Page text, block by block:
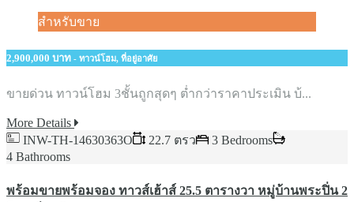
สำหรับขาย
2,900,000 บาท - ทาวน์โฮม, ที่อยู่อาศัย
ขายด่วน​ ทาวน์โฮม​ 3ชั้น​ถูกสุดๆ​ ต่ำกว่าราคาประเมิน บ้...
More Details
INW-TH-14630363O
22.7 ตรว
3 Bedrooms
4 Bathrooms
พร้อมขายพร้อมจอง ทาวส์เฮ้าส์ 25.5 ตารางวา หมู่บ้านพระปิ่น 2